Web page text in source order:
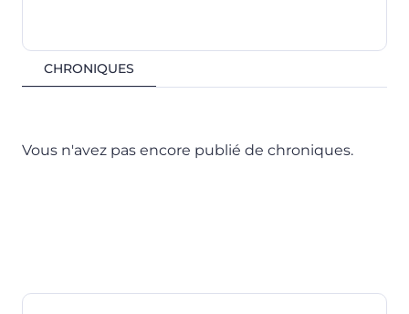
CHRONIQUES
Vous n'avez pas encore publié de chroniques.